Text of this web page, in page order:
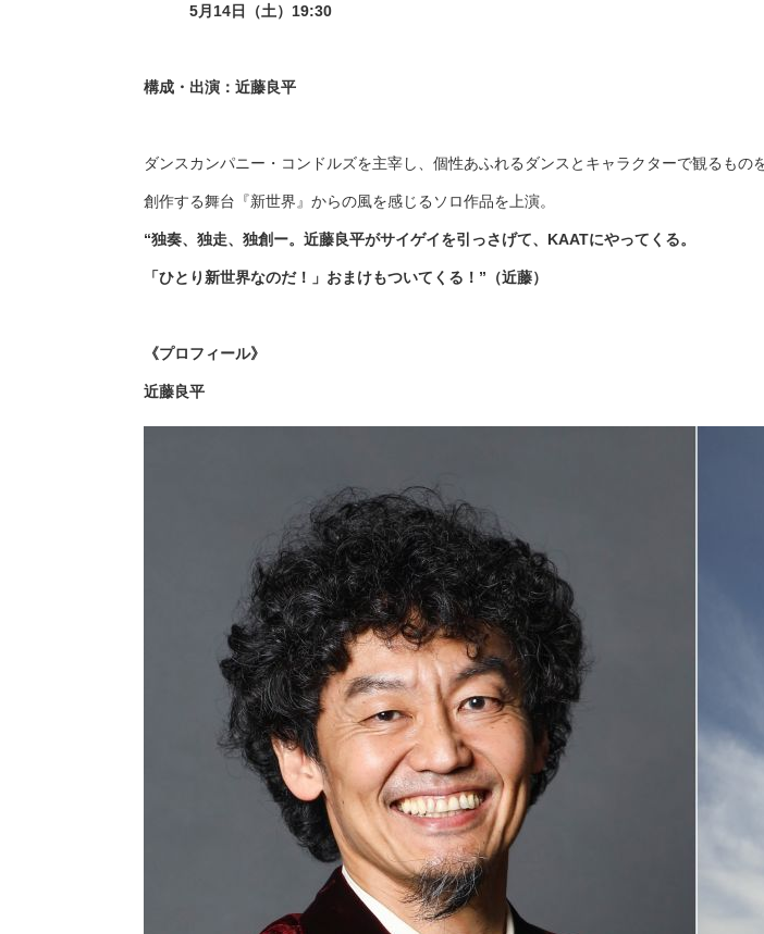
5月14日（土）19:30
構成・出演：近藤良平
ダンスカンパニー・コンドルズを主宰し、個性あふれるダンスとキャラクターで観るも
創作する舞台『新世界』からの風を感じるソロ作品を上演。
“独奏、独走、独創ー。近藤良平がサイゲイを引っさげて、KAATにやってくる。
「ひとり新世界なのだ！」おまけもついてくる！”（近藤）
《プロフィール》
近藤良平